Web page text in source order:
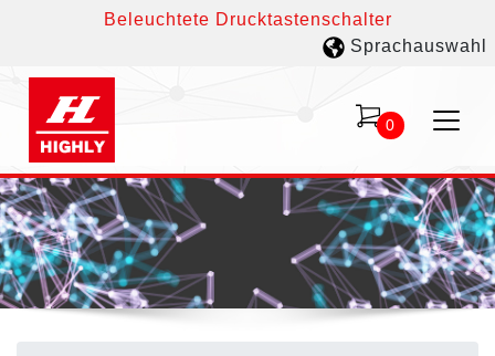
Beleuchtete Drucktastenschalter
Sprachauswahl
0